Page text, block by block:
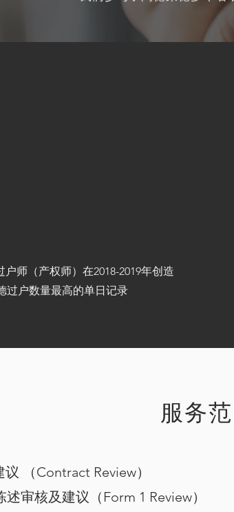
师（产权师）在2018-2019年创造
过户数量最高的单日记录
服务
（Contract Review）
审核及建议（Form 1 Review）